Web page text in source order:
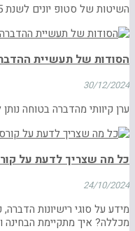
השיטות של סטופ יונים לשנת 2025 להרחקת יונים
הסודות של תעשיית
30/12/2024
ערן קיוותי מהדברה בטוחה נותן לכם 5 עובדות שיחסכו
כל מה שצריך לדעת על קורס
24/10/2024
מידע על סוגי רישיונות
מכללה? איך מתקיימת